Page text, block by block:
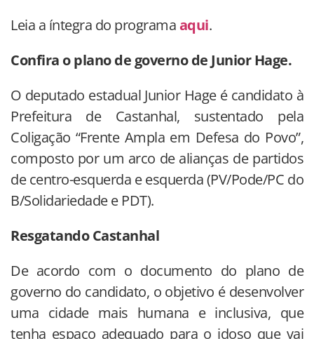
Leia a íntegra do programaaqui.
Confira o plano de governo de Junior Hage.
O deputado estadual Junior Hage é candidato à
Prefeitura de Castanhal, sustentado pela
Coligação “Frente Ampla em Defesa do Povo”,
composto por um arco de alianças de partidos
de centro-esquerda e esquerda (PV/Pode/PC do
B/Solidariedade e PDT).
Resgatando Castanhal
De acordo com o documento do plano de
governo do candidato, o objetivo é desenvolver
uma cidade mais humana e inclusiva, que
tenha espaço adequado para o idoso que vai